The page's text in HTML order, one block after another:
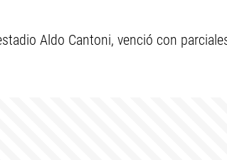
Aldo Cantoni, venció con